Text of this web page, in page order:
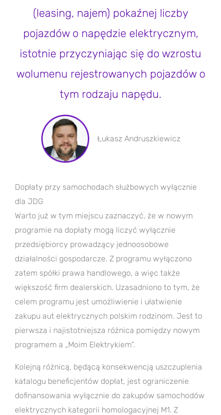
(leasing, najem) pokaźnej liczby
pojazdów o napędzie elektrycznym,
istotnie przyczyniając się do wzrostu
wolumenu rejestrowanych pojazdów o
tym rodzaju napędu.
Łukasz Andruszkiewicz
Dopłaty przy samochodach służbowych wyłącznie
dla JDG
Warto już w tym miejscu zaznaczyć, że w nowym
programie na dopłaty mogą liczyć wyłącznie
przedsiębiorcy prowadzący jednoosobowe
działalności gospodarcze. Z programu wyłączono
zatem spółki prawa handlowego, a więc także
większość firm dealerskich. Uzasadniono to tym, że
celem programu jest umożliwienie i ułatwienie
zakupu aut elektrycznych polskim rodzinom. Jest to
pierwsza i najistotniejsza różnica pomiędzy nowym
programem a „Moim Elektrykiem”.
Kolejną różnicą, będącą konsekwencją uszczuplenia
katalogu beneficjentów dopłat, jest ograniczenie
dofinansowania wyłącznie do zakupów samochodów
elektrycznych kategorii homologacyjnej M1. Z